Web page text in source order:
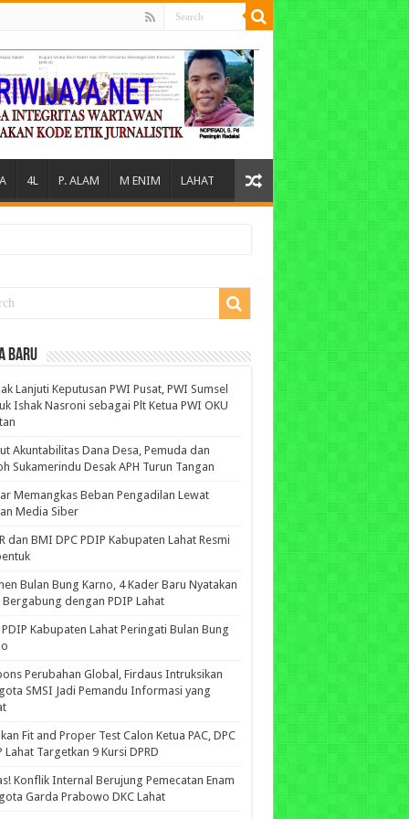
4L P. ALAM M ENIM LAHAT
BARU
Lanjuti Keputusan PWI Pusat, PWI Sumsel
Ishak Nasroni sebagai Plt Ketua PWI OKU
Akuntabilitas Dana Desa, Pemuda dan
Sukamerindu Desak APH Turun Tangan
Memangkas Beban Pengadilan Lewat
Media Siber
dan BMI DPC PDIP Kabupaten Lahat Resmi
Bulan Bung Karno, 4 Kader Baru Nyatakan
Bergabung dengan PDIP Lahat
PDIP Kabupaten Lahat Peringati Bulan Bung
Perubahan Global, Firdaus Intruksikan
SMSI Jadi Pemandu Informasi yang
Fit and Proper Test Calon Ketua PAC, DPC
Lahat Targetkan 9 Kursi DPRD
Konflik Internal Berujung Pemecatan Enam
Garda Prabowo DKC Lahat